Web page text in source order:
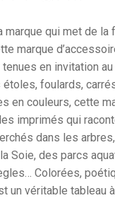
marque qui met de la
marque
en invitation
foulards,
en couleurs, cette
imprimés qui
dans les
Soie, des parcs
Colorées,
un véritable tableau